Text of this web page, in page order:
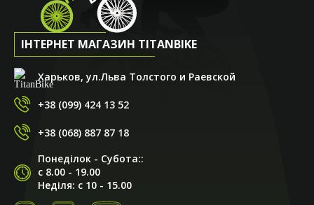
ІНТЕРНЕТ МАГАЗИН TITANBIKE
Харьков, ул.Льва Толстого и Раевской
+38 (099) 424 13 52
+38 (068) 887 87 18
Понеділок - Субота::
с 8.00 - 19.00
Неділя: с 10 - 15.00